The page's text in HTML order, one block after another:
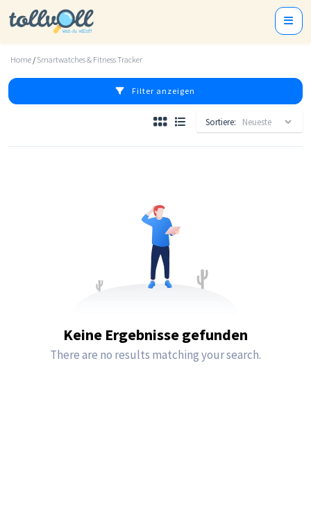
Home / Smartwatches & Fitness Tracker
Filter anzeigen
Sortiere:
Keine Ergebnisse gefunden
There are no results matching your search.